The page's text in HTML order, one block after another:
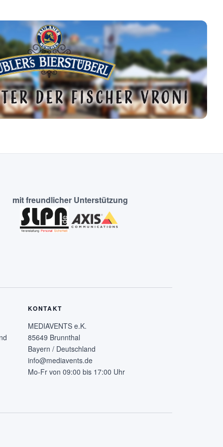
mit freundlicher Unterstützung
KONTAKT
MEDIAVENTS e.K.
85649 Brunnthal
Bayern / Deutschland
info@mediavents.de
Mo-Fr von 09:00 bis 17:00 Uhr